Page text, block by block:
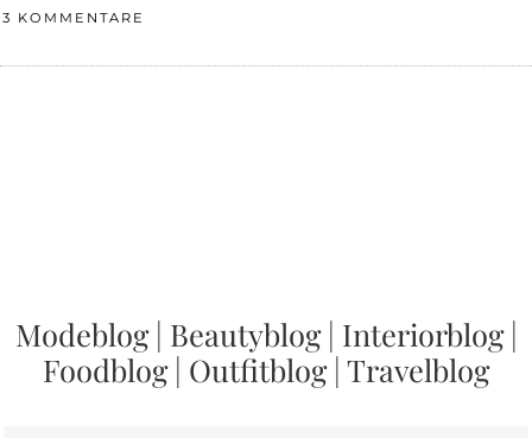
KOMMENTARE
Modeblog| Beautyblog| Interiorblog|
Foodblog| Outfitblog| Travelblog